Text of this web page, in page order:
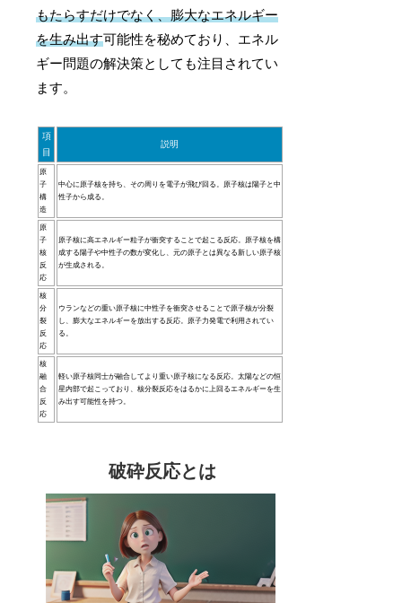
もたらすだけでなく、膨大なエネルギー
を生み出す可能性を秘めており、エネル
ギー問題の解決策としても注目されてい
ます。
項
目
説明
原
子
構
造
中心に原子核を持ち、その周りを電子が飛び回る。原子核は陽子と中
性子から成る。
原
子
核
反
応
原子核に高エネルギー粒子が衝突することで起こる反応。原子核を構
成する陽子や中性子の数が変化し、元の原子とは異なる新しい原子核
が生成される。
核
分
裂
反
応
ウランなどの重い原子核に中性子を衝突させることで原子核が分裂
し、膨大なエネルギーを放出する反応。原子力発電で利用されてい
る。
核
融
合
反
応
軽い原子核同士が融合してより重い原子核になる反応。太陽などの恒
星内部で起こっており、核分裂反応をはるかに上回るエネルギーを生
み出す可能性を持つ。
破砕反応とは